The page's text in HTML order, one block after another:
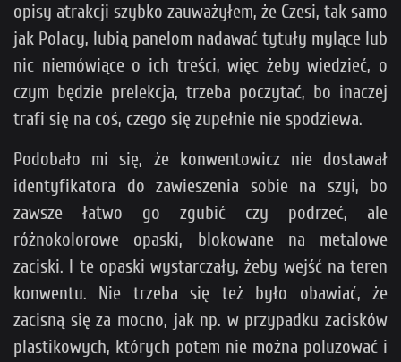
opisy atrakcji szybko zauważyłem, że Czesi, tak samo
jak Polacy, lubią panelom nadawać tytuły mylące lub
nic niemówiące o ich treści, więc żeby wiedzieć, o
czym będzie prelekcja, trzeba poczytać, bo inaczej
trafi się na coś, czego się zupełnie nie spodziewa.
Podobało mi się, że konwentowicz nie dostawał
identyfikatora do zawieszenia sobie na szyi, bo
zawsze łatwo go zgubić czy podrzeć, ale
różnokolorowe opaski, blokowane na metalowe
zaciski. I te opaski wystarczały, żeby wejść na teren
konwentu. Nie trzeba się też było obawiać, że
zacisną się za mocno, jak np. w przypadku zacisków
plastikowych, których potem nie można poluzować i